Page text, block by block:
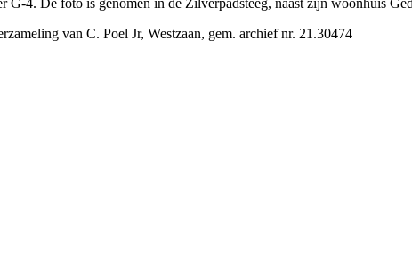
4. De foto is genomen in de Zilverpadsteeg, naast zijn woonhuis
van C. Poel Jr, Westzaan, gem. archief nr. 21.30474